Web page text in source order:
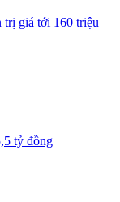
trị giá tới 160 triệu
tỷ đồng